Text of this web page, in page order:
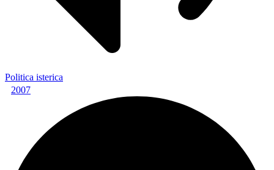
Politica isterica
2007